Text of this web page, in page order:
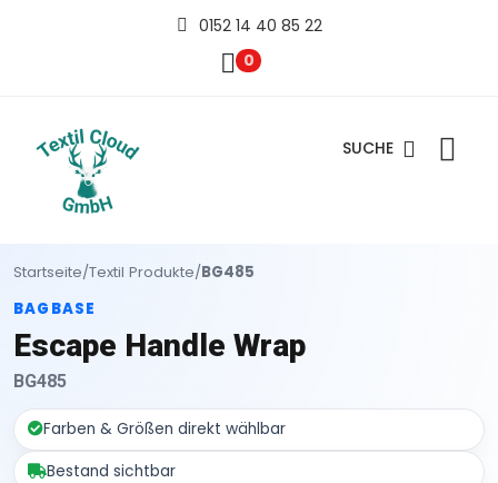
0152 14 40 85 22
0
SUCHE
Startseite/Textil Produkte/BG485
BAGBASE
Escape Handle Wrap
BG485
Farben & Größen direkt wählbar
Bestand sichtbar